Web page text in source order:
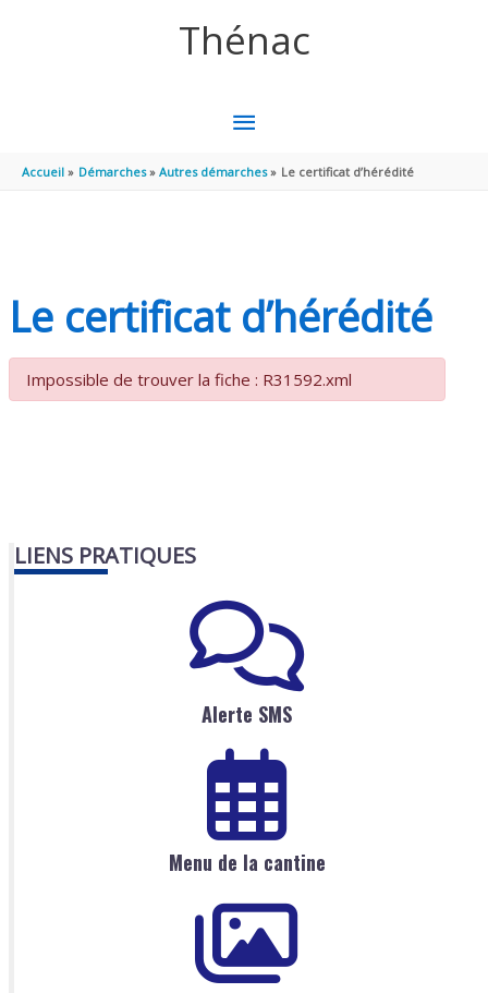
Thénac
MENU
PRINCIPAL
Accueil Démarches Autres démarches Le certificat d’hérédité
Le certificat d’hérédité
Impossible de trouver la fiche : R31592.xml
LIENS PRATIQUES
Alerte SMS
Menu de la cantine